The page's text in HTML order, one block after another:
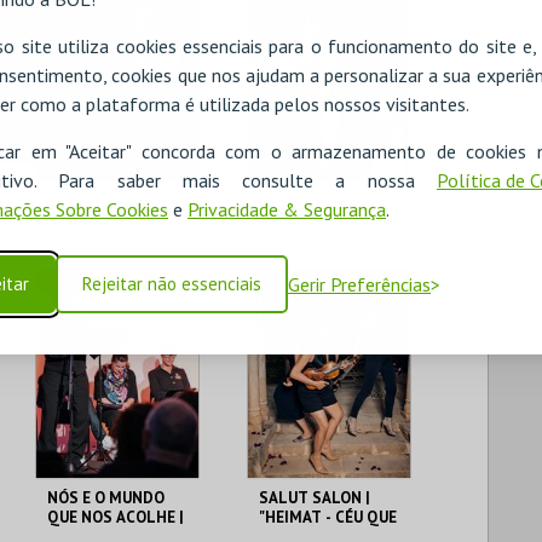
site utiliza cookies essenciais para o funcionamento do site
cookies que nos ajudam a personalizar a sua
como a plataforma é utilizada pelos nossos visitantes.
em "Aceitar" concorda com o armazenamento de cookies
Para saber mais consulte a nossa Política de
Sobre Cookies e Privacidade & Segurança.
Rejeitar não essenciais Gerir Preferências
SECRET AGENTS |
BANDA MUSICAL DE
CINETEATRO
ANTÓNIO LAMOSO
MAIS INFO
COMPRAR
I’A’V | CURADORIA
BASQUEIRO
CULTURAL
CINETEATRO
ANTÓNIO LAMOSO
MAIS INFO
COMPRAR
NÓS E O MUNDO
QUE NOS ACOLHE |
SALUT SALON |
"HEIMAT - CÉU QUE